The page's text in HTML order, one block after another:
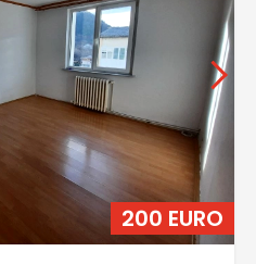
200 EURO